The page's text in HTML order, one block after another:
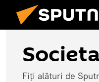
Fiți alături de